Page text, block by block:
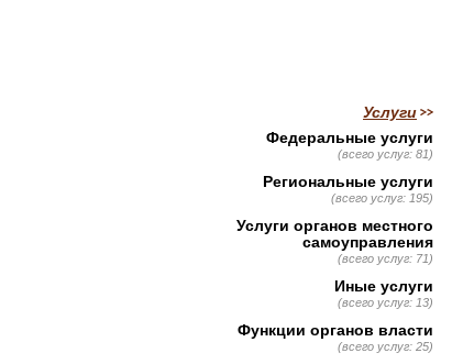
Услуги
Федеральные услуги
(всего услуг: 81)
Региональные услуги
(всего услуг: 195)
Услуги органов местного
самоуправления
(всего услуг: 71)
Иные услуги
(всего услуг: 13)
Функции органов власти
(всего услуг: 25)